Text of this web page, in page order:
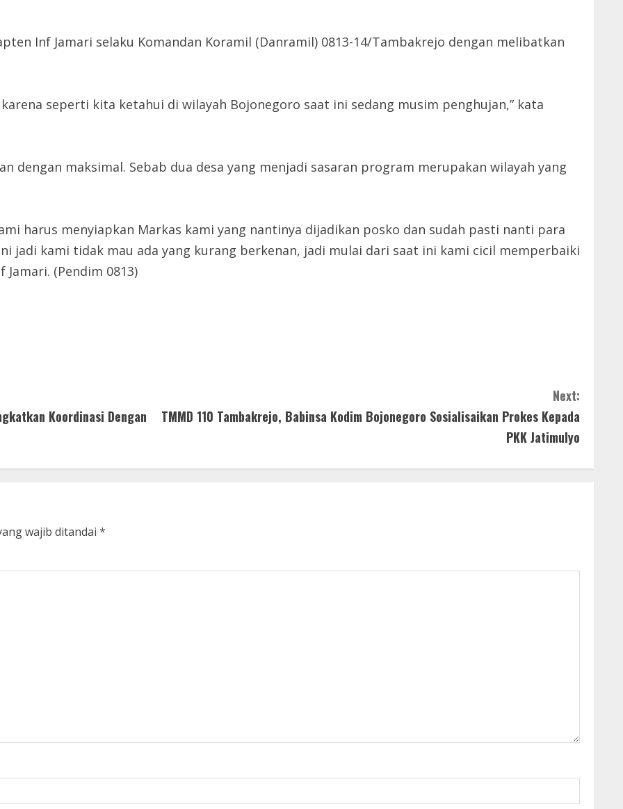
Inf Jamari selaku Komandan Koramil (Danramil) 0813-14/Tambakrejo dengan melibatkan
seperti kita ketahui di wilayah Bojonegoro saat ini sedang musim penghujan,” kata
dengan maksimal. Sebab dua desa yang menjadi sasaran program merupakan wilayah yang
harus menyiapkan Markas kami yang nantinya dijadikan posko dan sudah pasti nanti para
jadi kami tidak mau ada yang kurang berkenan, jadi mulai dari saat ini kami cicil memperbaiki
(Pendim 0813)
Koordinasi Dengan
Next:
TMMD 110 Tambakrejo, Babinsa Kodim Bojonegoro Sosialisaikan Prokes Kepada
PKK Jatimulyo
wajib ditandai *